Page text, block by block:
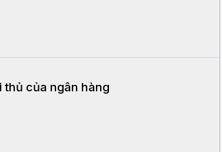
thủ của ngân hàng